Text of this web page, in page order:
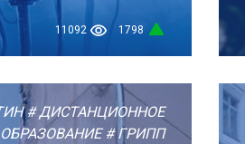
11092 1798
# ДИСТАНЦИОННОЕ
ОБРАЗОВАНИЕ # ГРИПП